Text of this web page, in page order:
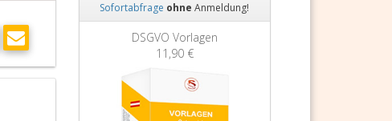
Sofortabfrage ohne Anmeldung!
DSGVO Vorlagen
11,90 €
Zurück